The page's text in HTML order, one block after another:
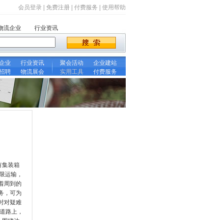
会员登录 免费注册 付费服务 使用帮助
流企业 行业资讯
业 行业资讯 聚会活动
企业建站
聘 物流展会 实用工具 付费服务
集装箱
运输，
周到的
，可为
对疑难
路上，